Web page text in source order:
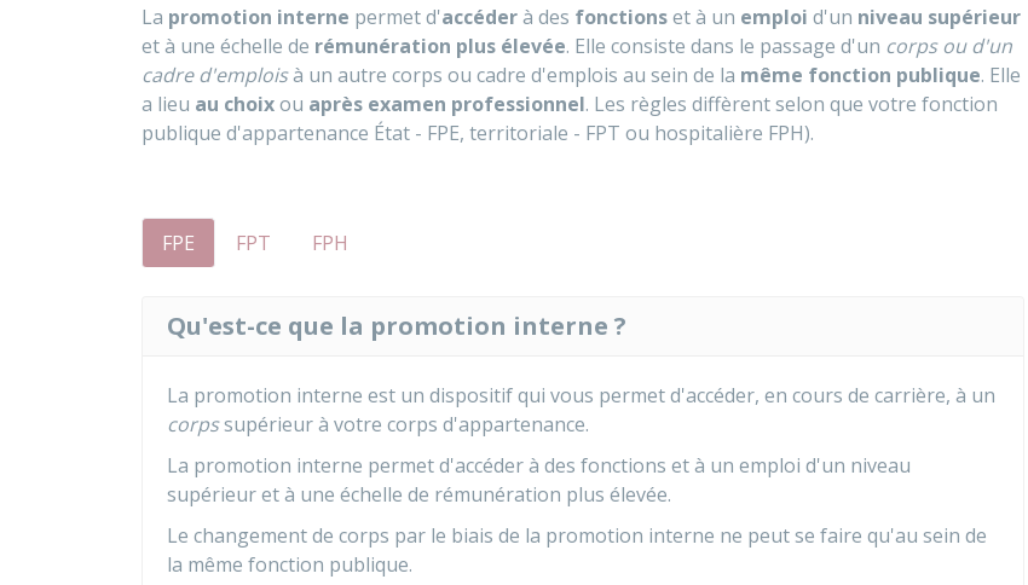
La promotion interne permet d'accéderà des fonctionset à un emploi d'un niveau supérieur
et à une échelle de rémunération plus élevée. Elle consiste dans le passage d'un corps ou d'un
cadre d'emploisà un autre corps ou cadre d'emplois au sein de la même fonction publique. Elle
a lieu au choixou après examen professionnel. Les règles diffèrent selon que votre fonction
publique d'appartenance État - FPE, territoriale - FPT ou hospitalière FPH).
FPE FPT FPH
Qu'est-ce que la promotion interne ?
La promotion interne est un dispositif qui vous permet d'accéder, en cours de carrière, à un
corpssupérieur à votre corps d'appartenance.
La promotion interne permet d'accéder à des fonctions et à un emploi d'un niveau
supérieur et à une échelle de rémunération plus élevée.
Le changement de corps par le biais de la promotion interne ne peut se faire qu'au sein de
la même fonction publique.